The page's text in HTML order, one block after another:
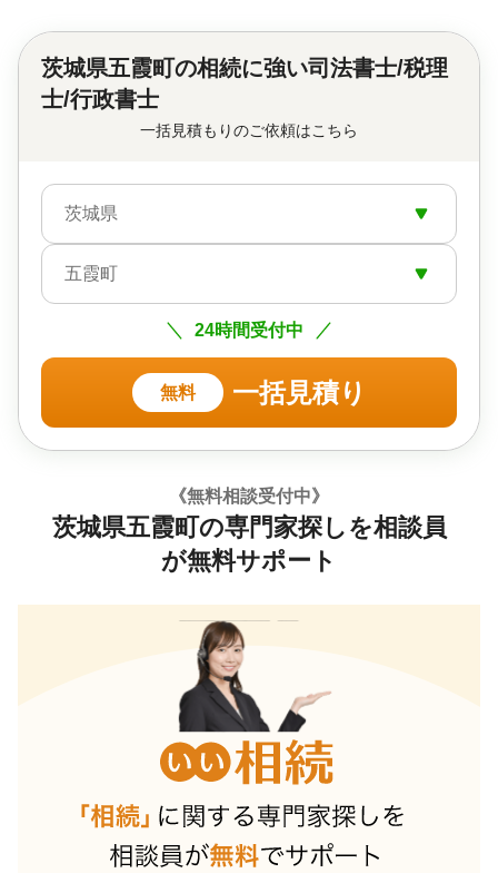
茨城県五霞町の相続に強い司法書士/税理
士/行政書士
一括見積もりのご依頼はこちら
茨城県
五霞町
24時間受付中
無料 一括見積り
《無料相談受付中》
茨城県五霞町の専門家探しを相談員
が無料サポート